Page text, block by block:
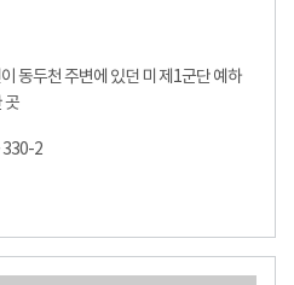
동두천 주변에 있던 미 제1군단 예하
곳
330-2